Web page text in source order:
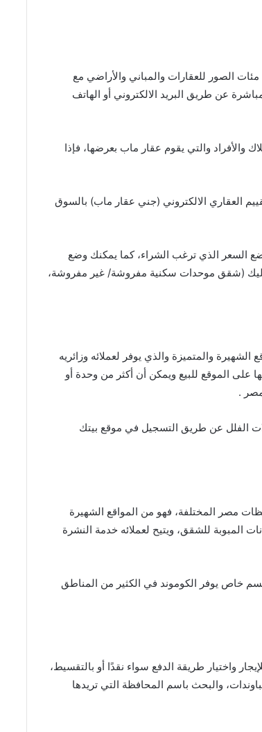
الصور للعقارات والمباني والأراضي مع
عن طريق البريد الالكتروني أو الهاتف
والتي يقوم عقار ماب بعرضها، فإذا
العقاري الالكتروني (جني عقار ماب) بالسوق
السعر الذي ترغب الشراء، كما يمكنك وضع
(شقق موحدات سكنية مفروشة/ غير مفروشة،
والمتميزة والذي يوفر لعملائه وزائريه
الموقع للبيع ويمكن أن أكثر من وحدة أو
.
الفلل عن طريق التسجيل في موقع بيتك
مصر المختلفة، فهو من المواقع الشهيرة
المبوبة للشقق، ويتيح لعملائه خدمة النشرة
خاص يوفر الكوموند في الكثير من المناطق
واختيار طريقة الدفع سواء نقدًا أو بالتقسيط،
والبحث باسم المحافظة التي تريدها